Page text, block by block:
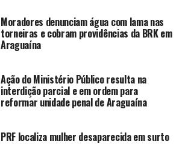
Moradores denunciam água com lama nas
torneiras e cobram providências da BRK em
Araguaína
Ação do Ministério Público resulta na
interdição parcial e em ordem para
reformar unidade penal de Araguaína
PRF localiza mulher desaparecida em surto